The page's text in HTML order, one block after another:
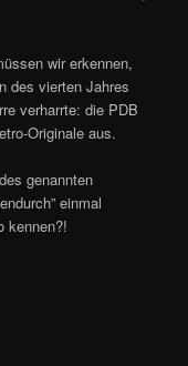
wir erkennen,
des vierten Jahres
verharrte: die PDB
Originale aus.
genannten
einmal
kennen?!